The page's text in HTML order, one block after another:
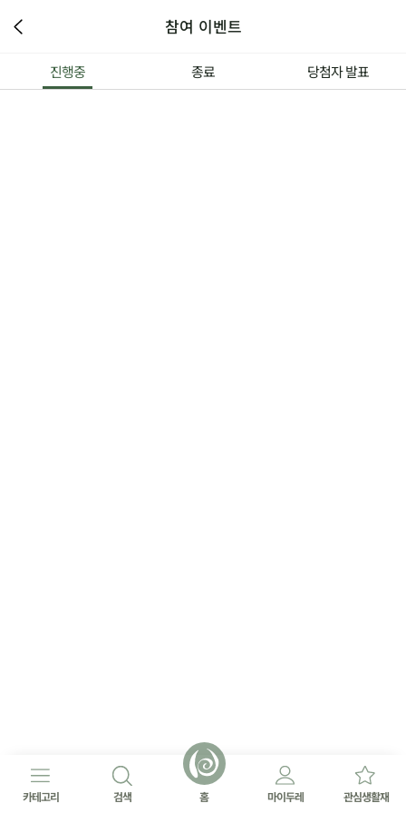
참여 이벤트
진행중 종료 당첨자 발표
카테고리 검색 홈 마이두레 관심생활재